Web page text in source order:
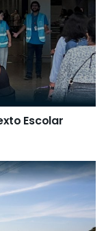
Escolar